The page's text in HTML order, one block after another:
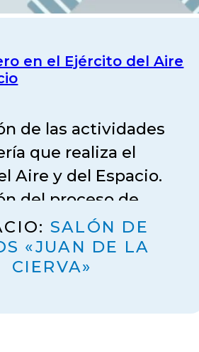
en el Ejército del Aire
de las actividades
que realiza el
Aire y del Espacio.
del proceso de
el Cuerpo de
del Ejército del Aire y
Vector carrera, tipos
EA, algunos
SALÓN DE
«JUAN DE LA
CIERVA»